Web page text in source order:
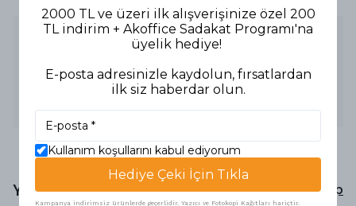
Ürün Açıklaması
Mürekkep renkleri: Mavi, siyah, yeşil, kırmızı
Metal, parlak gövde
Medium kalem ucu
Boyuna asılabilir
Yorumlar Yorum Yap
2000 TL ve üzeri ilk alışverişinize özel 200
TL indirim + Akoffice Sadakat Programı'na
üyelik hediye!
E-posta adresinizle kaydolun, fırsatlardan
ilk siz haberdar olun.
Kullanım koşullarını kabul ediyorum
Hediye Çeki İçin Tıkla
Kampanya indirimsiz ürünlerde geçerlidir. Yazıcı ve Fotokopi Kağıtları hariçtir.